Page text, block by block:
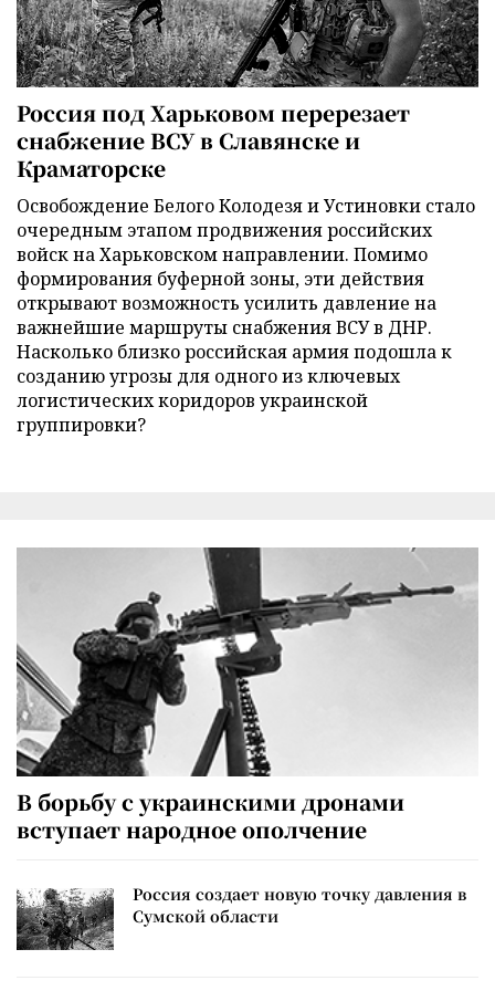
Россия под Харьковом перерезает
снабжение ВСУ в Славянске и
Краматорске
Освобождение Белого Колодезя и Устиновки стало
очередным этапом продвижения российских
войск на Харьковском направлении. Помимо
формирования буферной зоны, эти действия
открывают возможность усилить давление на
важнейшие маршруты снабжения ВСУ в ДНР.
Насколько близко российская армия подошла к
созданию угрозы для одного из ключевых
логистических коридоров украинской
группировки?
В борьбу с украинскими дронами
вступает народное ополчение
Россия создает новую точку давления в
Сумской области